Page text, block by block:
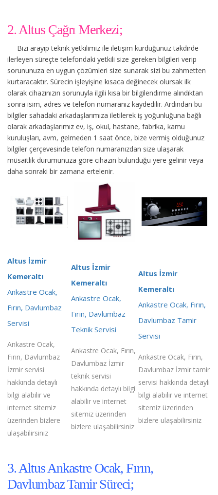
2. Altus Çağrı Merkezi;
Bizi arayıp teknik yetkilimiz ile iletişim kurduğunuz takdirde
ilerleyen süreçte telefondaki yetkili size gereken bilgileri verip
sorununuza en uygun çözümleri size sunarak sizi bu zahmetten
kurtaracaktır. Sürecin işleyişine kısaca değinecek olursak ilk
olarak cihazınızın sorunuyla ilgili kısa bir bilgilendirme alındıktan
sonra isim, adres ve telefon numaranız kaydedilir. Ardından bu
bilgiler sahadaki arkadaşlarımıza iletilerek iş yoğunluğuna bağlı
olarak arkadaşlarımız ev, iş, okul, hastane, fabrika, kamu
kuruluşları, avm, gelmeden 1 saat önce, bize vermiş olduğunuz
bilgiler çerçevesinde telefon numaranızdan size ulaşarak
müsaitlik durumunuza göre cihazın bulunduğu yere gelinir veya
daha sonraki bir zamana ertelenir.
Altus İzmir
Kemeraltı
Ankastre Ocak,
Fırın, Davlumbaz
Servisi
Ankastre Ocak,
Fırın, Davlumbaz
İzmir servisi
hakkında detaylı
bilgi alabilir ve
internet sitemiz
üzerinden bizlere
ulaşabilirsiniz
Altus İzmir
Kemeraltı
Ankastre Ocak,
Fırın, Davlumbaz
Teknik Servisi
Ankastre Ocak, Fırın,
Davlumbaz İzmir
teknik servisi
hakkında detaylı bilgi
alabilir ve internet
sitemiz üzerinden
bizlere ulaşabilirsiniz
Altus İzmir
Kemeraltı
Ankastre Ocak, Fırın,
Davlumbaz Tamir
Servisi
Ankastre Ocak, Fırın,
Davlumbaz İzmir tamir
servisi hakkında detaylı
bilgi alabilir ve internet
sitemiz üzerinden
bizlere ulaşabilirsiniz
3. Altus Ankastre Ocak, Fırın,
Davlumbaz Tamir Süreci;